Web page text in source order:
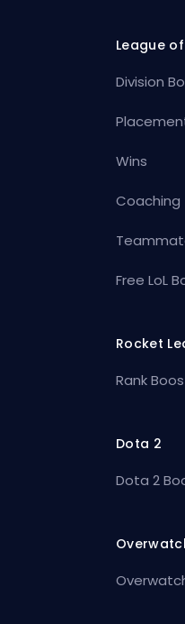
League
Division
Wins
Coaching
Free LoL
Rocket
Rank
Dota 2
Dota 2